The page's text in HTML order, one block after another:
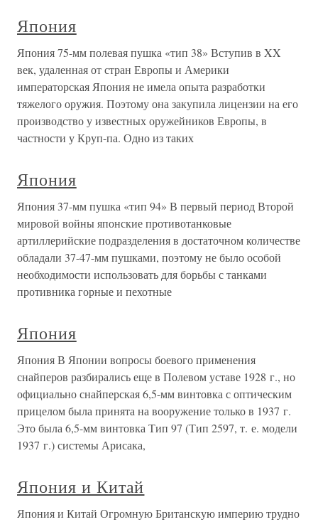
Япония
Япония 75-мм полевая пушка «тип 38» Вступив в XX
век, удаленная от стран Европы и Америки
императорская Япония не имела опыта разработки
тяжелого оружия. Поэтому она закупила лицензии на его
производство у известных оружейников Европы, в
частности у Круп-па. Одно из таких
Япония
Япония 37-мм пушка «тип 94» В первый период Второй
мировой войны японские противотанковые
артиллерийские подразделения в достаточном количестве
обладали 37-47-мм пушками, поэтому не было особой
необходимости использовать для борьбы с танками
противника горные и пехотные
Япония
Япония В Японии вопросы боевого применения
снайперов разбирались еще в Полевом уставе 1928 г., но
официально снайперская 6,5-мм винтовка с оптическим
прицелом была принята на вооружение только в 1937 г.
Это была 6,5-мм винтовка Тип 97 (Тип 2597, т. е. модели
1937 г.) системы Арисака,
Япония и Китай
Япония и Китай Огромную Британскую империю трудно